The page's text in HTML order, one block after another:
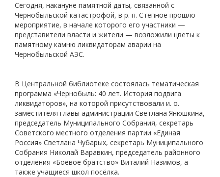
Сегодня, накануне памятной даты, связанной с
Чернобыльской катастрофой, в р. п. Степное прошло
мероприятие, в начале которого его участники —
представители власти и жители — возложили цветы к
памятному камню ликвидаторам аварии на
Чернобыльской АЭС.
В Центральной библиотеке состоялась тематическая
программа «Чернобыль: 40 лет. История подвига
ликвидаторов», на которой присутствовали и. о.
заместителя главы администрации Светлана Янюшкина,
председатель Муниципального Собрания, секретарь
Советского местного отделения партии «Единая
Россия» Светлана Чубарых, секретарь Муниципального
Собрания Николай Варавкин, председатель районного
отделения «Боевое братство» Виталий Назимов, а
также учащиеся школ посёлка.